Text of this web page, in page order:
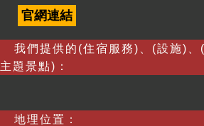
官網連結
我們提供的(住宿服務)、(設施)
主題景點)：
地理位置：